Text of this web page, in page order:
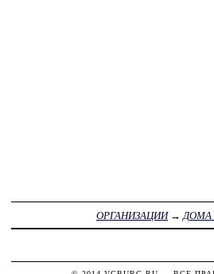
ОРГАНИЗАЦИИ→ ДОМА